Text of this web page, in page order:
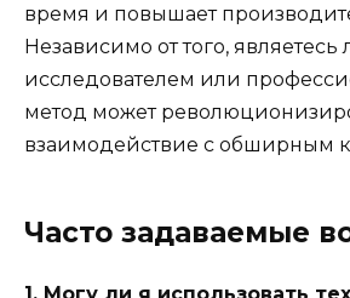
время и повышает
Независимо от того, являетесь
исследователем или
метод может
взаимодействие с обширным
Часто задаваемые
1. Могу ли я использовать